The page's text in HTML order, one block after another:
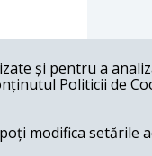
și pentru a
Politicii de
modifica setările